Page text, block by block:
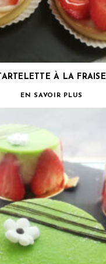
TARTELETTE À LA FRAISE
EN SAVOIR PLUS